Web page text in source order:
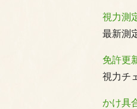
視力測
最新測
免許更
視力チ
かけ具